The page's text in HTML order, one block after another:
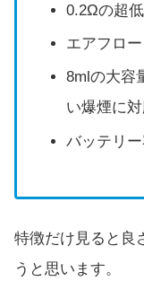
0.2Ωの超
エアフロ
8mlの大容
い爆煙に
バッテリ
特徴だけ見ると良
うと思います。